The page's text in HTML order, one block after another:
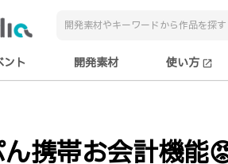
ント 開発素材 使い方 open_in_new
携帯お会計機能